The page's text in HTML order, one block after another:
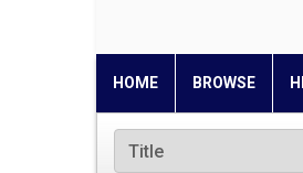
HOME BROWSE